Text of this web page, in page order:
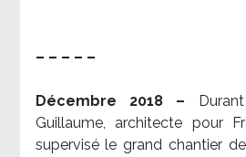
– – – – –
Décembre 2018 –
Guillaume, architecte pour
supervisé le grand chantier